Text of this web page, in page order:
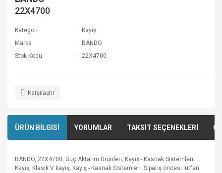
22X4700
Kategori
Kayış
Marka
BANDO
Stok Kodu
22X4700
Karşılaştır
ÜRÜN BİLGİSİ YORUMLAR TAKSİT SEÇENEKLERİ
BANDO, 22X4700, Güç Aktarım Ürünleri, Kayış - Kasnak Sistemleri,
Kayış, Klasik V kayış, Kayış - Kasnak Sistemleri. Sipariş öncesi lütfen